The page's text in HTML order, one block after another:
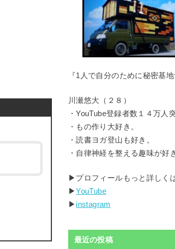
『1人で自分のために秘密基
川瀬悠大（２８）
・YouTube登録者数１４万人
・もの作り大好き。
・読書ヨガ登山も好き。
・自律神経を整える趣味が好
▶︎プロフィールもっと詳しく
▶︎YouTube
▶︎ instagram
最近の投稿